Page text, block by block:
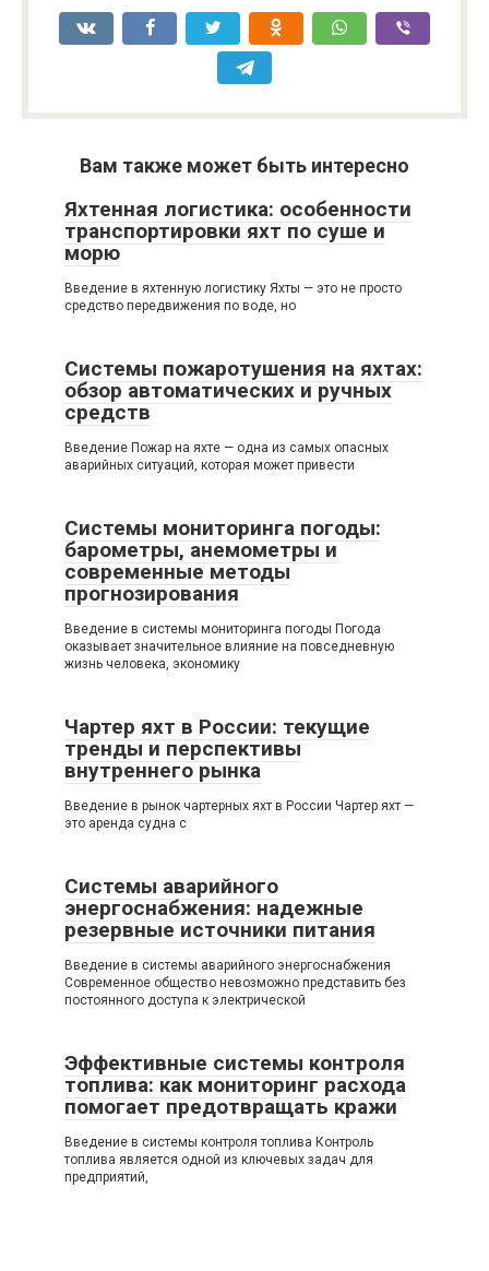
Вам также может быть интересно
Яхтенная логистика: особенности
транспортировки яхт по суше и
морю
Введение в яхтенную логистику Яхты — это не просто
средство передвижения по воде, но
Системы пожаротушения на яхтах:
обзор автоматических и ручных
средств
Введение Пожар на яхте — одна из самых опасных
аварийных ситуаций, которая может привести
Системы мониторинга погоды:
барометры, анемометры и
современные методы
прогнозирования
Введение в системы мониторинга погоды Погода
оказывает значительное влияние на повседневную
жизнь человека, экономику
Чартер яхт в России: текущие
тренды и перспективы
внутреннего рынка
Введение в рынок чартерных яхт в России Чартер яхт —
это аренда судна с
Системы аварийного
энергоснабжения: надежные
резервные источники питания
Введение в системы аварийного энергоснабжения
Современное общество невозможно представить без
постоянного доступа к электрической
Эффективные системы контроля
топлива: как мониторинг расхода
помогает предотвращать кражи
Введение в системы контроля топлива Контроль
топлива является одной из ключевых задач для
предприятий,